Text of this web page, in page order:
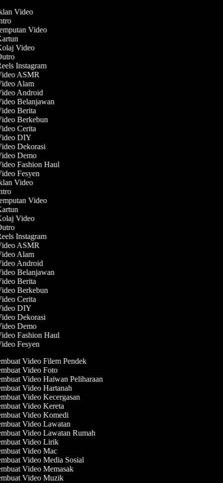
Video
Video
Video
Instagram
ASMR
Alam
Android
Belanjawan
Berita
Berkebun
Cerita
DIY
Dekorasi
Demo
Fashion Haul
Fesyen
Video
Video
Video
Instagram
ASMR
Alam
Android
Belanjawan
Berita
Berkebun
Cerita
DIY
Dekorasi
Demo
Fashion Haul
Fesyen
Video Filem Pendek
Video Foto
Video Haiwan Peliharaan
Video Hartanah
Video Kecergasan
Video Kereta
Video Komedi
Video Lawatan
Video Lawatan Rumah
Video Lirik
Video Mac
Video Media Sosial
Video Memasak
Video Muzik